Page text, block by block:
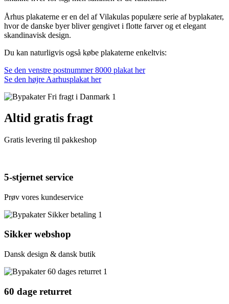
Århus plakaterne er en del af Vilakulas populære serie af byplakater,
hvor de danske byer bliver gengivet i flotte farver og et elegant
skandinavisk design.
Du kan naturligvis også købe plakaterne enkeltvis:
Se den venstre postnummer 8000 plakat her
Se den højre Aarhusplakat her
Altid gratis fragt
Gratis levering til pakkeshop
5-stjernet service
Prøv vores kundeservice
Sikker webshop
Dansk design & dansk butik
60 dage returret